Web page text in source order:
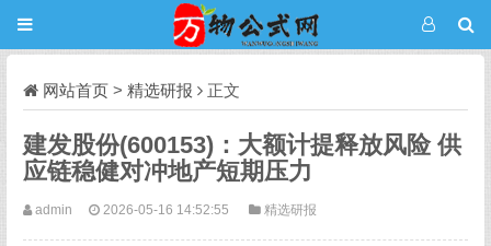
网站首页 > 精选研报 正文
建发股份(600153)：大额计提释放风险 供
应链稳健对冲地产短期压力
admin 2026-05-16 14:52:55 精选研报